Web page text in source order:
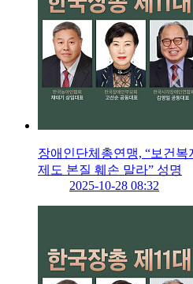
장애인단체총연맹, “보건
제도 본질 훼손 말라” 성명
2025-10-28 08:32